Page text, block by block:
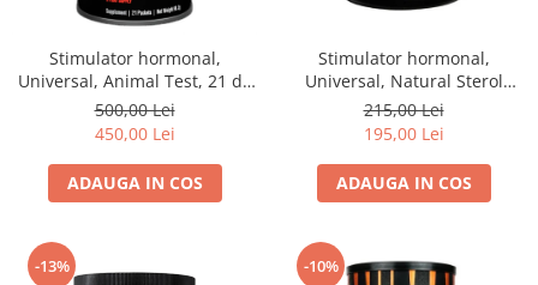
Stimulator hormonal,
Universal, Animal Test, 21 de
pachete
500,00 Lei
450,00 Lei
ADAUGA IN COS
Stimulator hormonal,
Universal, Natural Sterol
Complex, 180 de tablete
215,00 Lei
195,00 Lei
ADAUGA IN COS
-13% -10%